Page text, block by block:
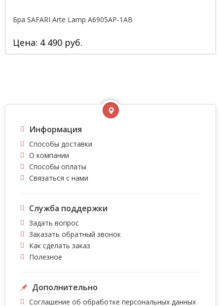
Бра SAFARI Arte Lamp A6905AP-1AB
Цена: 4 490 руб.
Информация
Способы доставки
О компании
Способы оплаты
Связаться с нами
Служба поддержки
Задать вопрос
Заказать обратный звонок
Как сделать заказ
Полезное
Дополнительно
Соглашение об обработке персональных данных